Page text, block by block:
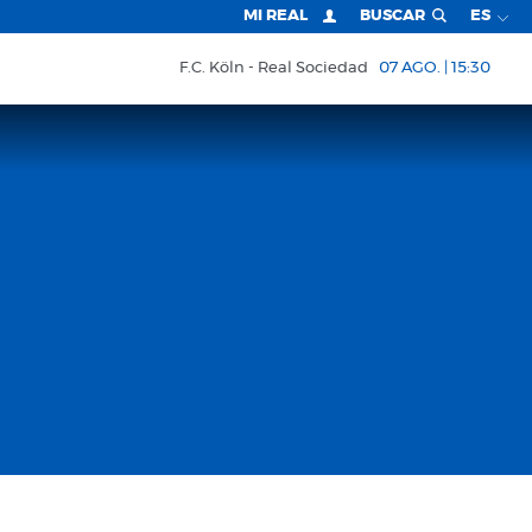
MI REAL BUSCAR ES
F.C. Köln Real Sociedad 07 AGO. | 15:30